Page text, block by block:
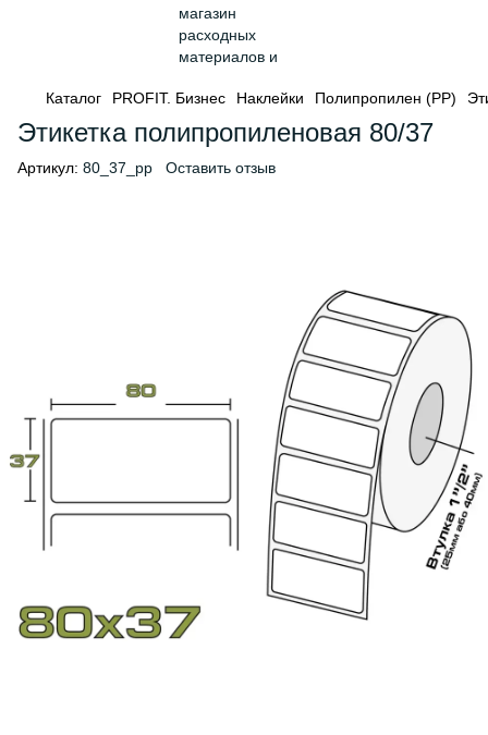
Каталог PROFIT. Бизнес Наклейки Полипропилен (PP)
Этикетка полипропиленовая 80/37
Артикул: 80_37_pp Оставить отзыв